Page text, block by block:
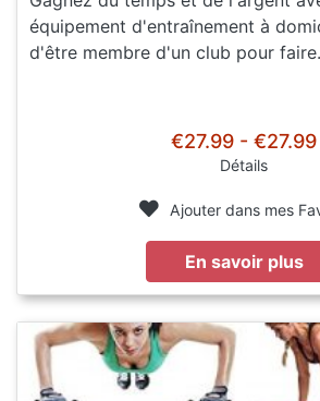
équipement d'entraînement à
d'être membre d'un club pour
€27.99 - €27.99
Détails
Ajouter dans mes
En savoir plus